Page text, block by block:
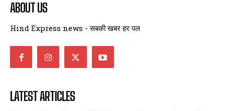
ABOUT US
Hind Express news - सबकी खबर हर पल
LATEST ARTICLES